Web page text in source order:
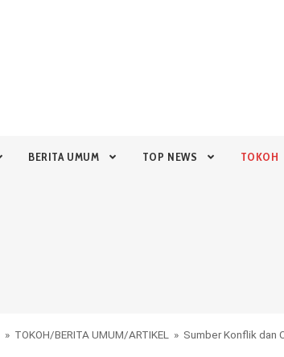
BERITA UMUM TOP NEWS TOKOH
» TOKOH/BERITA UMUM/ARTIKEL » Sumber Konflik dan